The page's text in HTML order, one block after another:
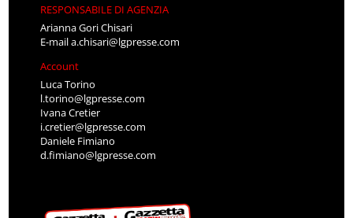
RESPONSABILE DI AGENZIA
Arianna Gori Chisari
E-maila.chisari@lgpresse.com
Account
Luca Torino
l.torino@lgpresse.com
Ivana Cretier
i.cretier@lgpresse.com
Daniele Fimiano
d.fimiano@lgpresse.com